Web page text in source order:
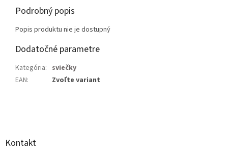
Podrobný popis
Popis produktu nie je dostupný
Dodatočné parametre
Kategória: sviečky
EAN: Zvoľte variant
Kontakt